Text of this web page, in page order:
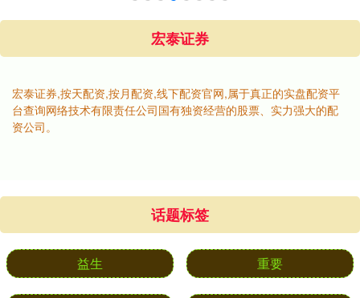
宏泰证券
宏泰证券,按天配资,按月配资,线下配资官网,属于真正的实盘配资平
台查询网络技术有限责任公司国有独资经营的股票、实力强大的配
资公司。
话题标签
益生 重要